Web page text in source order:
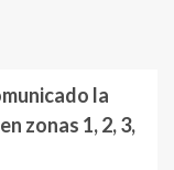
la
zonas 1, 2, 3,